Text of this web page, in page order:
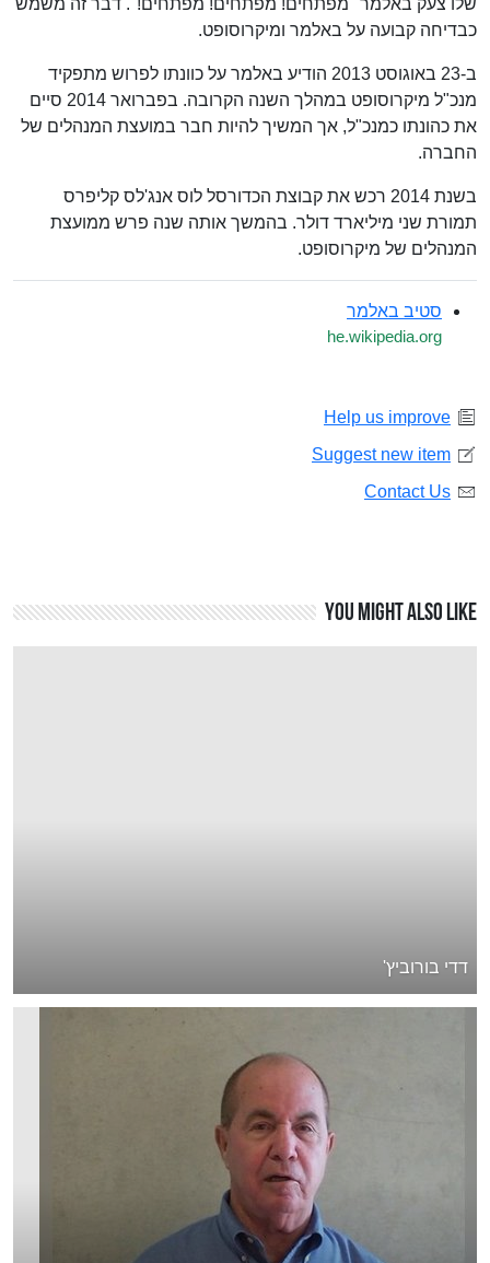
שלו צעק באלמר "מפתחים! מפתחים! מפתחים!". דבר זה משמש
כבדיחה קבועה על באלמר ומיקרוסופט.
ב-23 באוגוסט 2013 הודיע באלמר על כוונתו לפרוש מתפקיד
מנכ"ל מיקרוסופט במהלך השנה הקרובה. בפברואר 2014 סיים
את כהונתו כמנכ"ל, אך המשיך להיות חבר במועצת המנהלים של
החברה.
בשנת 2014 רכש את קבוצת הכדורסל לוס אנג'לס קליפרס
תמורת שני מיליארד דולר. בהמשך אותה שנה פרש ממועצת
המנהלים של מיקרוסופט.
סטיב באלמר
he.wikipedia.org
Help us improve
Suggest new item
Contact Us
You might also like
דדי בורוביץ'